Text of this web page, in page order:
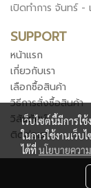
เปิดทำการ จันทร์ -
SUPPORT
หน้าแรก
เกี่ยวกับเรา
เลือกซื้อสินค้า
วิธีการสั่งซื้อสินค้า
วิสัยทัศน์
ติดต่อเรา
เว็บไซต์นี้มีการใ
ในการใช้งานเว็
ได้ที่นโยบายควา